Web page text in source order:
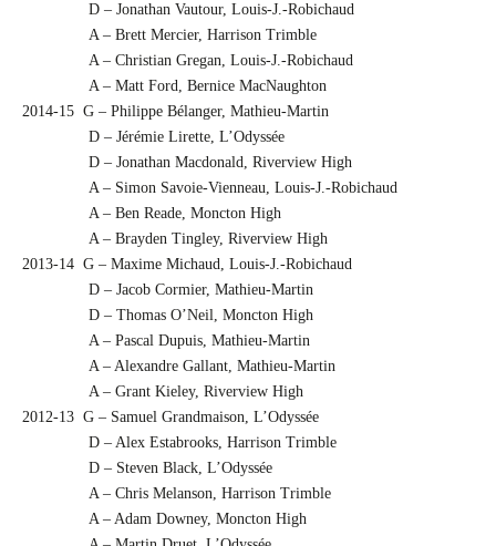
D – Jonathan Vautour, Louis-J.-Robichaud
A – Brett Mercier, Harrison Trimble
A – Christian Gregan, Louis-J.-Robichaud
A – Matt Ford, Bernice MacNaughton
2014-15 G – Philippe Bélanger, Mathieu-Martin
D – Jérémie Lirette, L’Odyssée
D – Jonathan Macdonald, Riverview High
A – Simon Savoie-Vienneau, Louis-J.-Robichaud
A – Ben Reade, Moncton High
A – Brayden Tingley, Riverview High
2013-14 G – Maxime Michaud, Louis-J.-Robichaud
D – Jacob Cormier, Mathieu-Martin
D – Thomas O’Neil, Moncton High
A – Pascal Dupuis, Mathieu-Martin
A – Alexandre Gallant, Mathieu-Martin
A – Grant Kieley, Riverview High
2012-13 G – Samuel Grandmaison, L’Odyssée
D – Alex Estabrooks, Harrison Trimble
D – Steven Black, L’Odyssée
A – Chris Melanson, Harrison Trimble
A – Adam Downey, Moncton High